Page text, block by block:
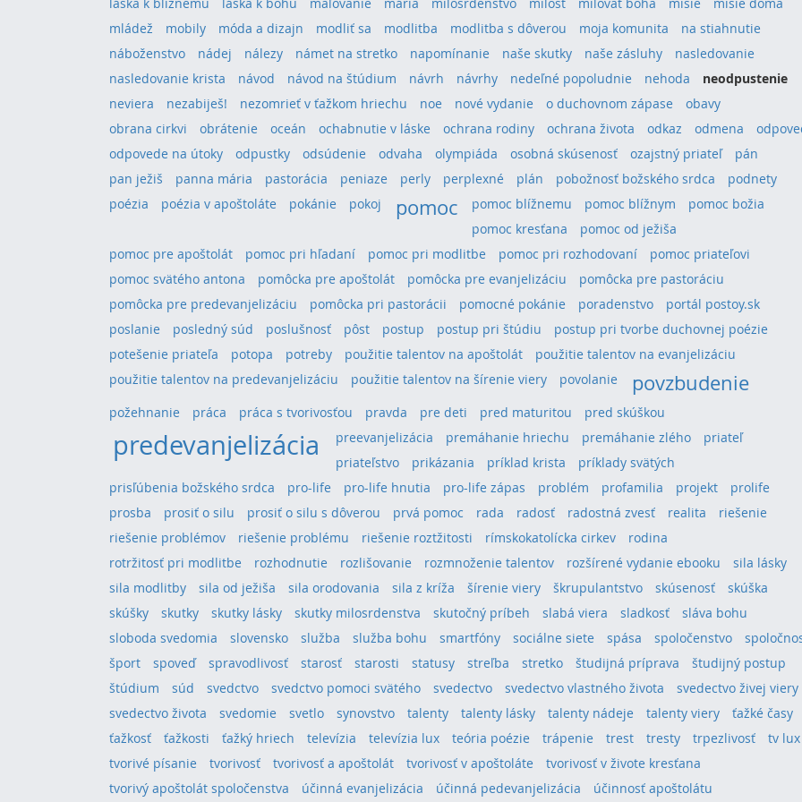
mládež
mobily móda a dizajn modliť sa modlitba modlitba s dôverou moja komunita
na stiahnutie
náboženstvo
nádej nálezy námet na stretko napomínanie naše skutky naše zásluhy
nasledovanie
nasledovanie krista
návod návod na štúdium návrh návrhy nedeľné popoludnie nehoda
neodpustenie
neviera
nezabiješ! nezomrieť v ťažkom hriechu noe nové vydanie o duchovnom zápase
obavy
obrana cirkvi
obrátenie oceán ochabnutie v láske ochrana rodiny ochrana života odkaz odmena
odpovede na útoky
odpustky odsúdenie odvaha olympiáda osobná skúsenosť ozajstný priateľ
pán
pan ježiš
panna mária pastorácia peniaze perly perplexné plán pobožnosť božského srdca
podnety
poézia
poézia v apoštoláte pokánie pokoj pomoc pomoc blížnemu pomoc blížnym
pomoc božia
pomoc kresťana
pomoc od ježiša
pomoc pre apoštolát
pomoc pri hľadaní pomoc pri modlitbe pomoc pri rozhodovaní
pomoc priateľovi
pomoc svätého antona
pomôcka pre apoštolát pomôcka pre evanjelizáciu
pomôcka pre pastoráciu
pomôcka pre predevanjelizáciu
pomôcka pri pastorácii pomocné pokánie poradenstvo
portál postoy.sk
poslanie
posledný súd poslušnosť pôst postup postup pri štúdiu
postup pri tvorbe duchovnej poézie
potešenie priateľa
potopa potreby použitie talentov na apoštolát
použitie talentov na evanjelizáciu
použitie talentov na predevanjelizáciu
použitie talentov na šírenie viery povolanie povzbudenie
požehnanie práca práca s tvorivosťou pravda pre deti pred maturitou pred skúškou
predevanjelizácia preevanjelizácia premáhanie hriechu premáhanie zlého
priateľ
priateľstvo
prikázania príklad krista
príklady svätých
prisľúbenia božského srdca
pro-life pro-life hnutia pro-life zápas problém profamilia projekt
prolife
prosba
prosiť o silu prosiť o silu s dôverou prvá pomoc rada radosť radostná zvesť realita
riešenie
riešenie problémov
riešenie problému riešenie roztžitosti rímskokatolícka cirkev
rodina
rotržitosť pri modlitbe
rozhodnutie rozlišovanie rozmnoženie talentov rozšírené vydanie ebooku
sila lásky
sila modlitby
sila od ježiša sila orodovania sila z kríža šírenie viery škrupulantstvo skúsenosť
skúška
skúšky
skutky skutky lásky skutky milosrdenstva skutočný príbeh slabá viera sladkosť
sláva bohu
sloboda svedomia
slovensko služba služba bohu smartfóny sociálne siete spása spoločenstvo
šport
spoveď spravodlivosť starosť starosti statusy streľba stretko študijná príprava
študijný postup
štúdium
súd svedctvo svedctvo pomoci svätého svedectvo svedectvo vlastného života
svedectvo živej viery
svedectvo života
svedomie svetlo synovstvo talenty talenty lásky talenty nádeje talenty viery
ťažké časy
ťažkosť
ťažkosti ťažký hriech televízia televízia lux teória poézie trápenie trest tresty trpezlivosť
tv lux
tvorivé písanie
tvorivosť tvorivosť a apoštolát tvorivosť v apoštoláte
tvorivosť v živote kresťana
tvorivý apoštolát spoločenstva
účinná evanjelizácia účinná pedevanjelizácia účinnosť apoštolátu